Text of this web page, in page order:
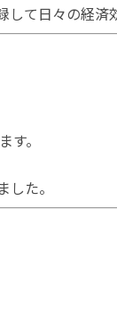
て日々の経済
。
た。